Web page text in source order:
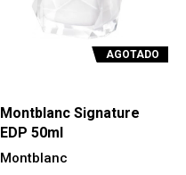
AGOTADO
Montblanc Signature
EDP 50ml
Montblanc